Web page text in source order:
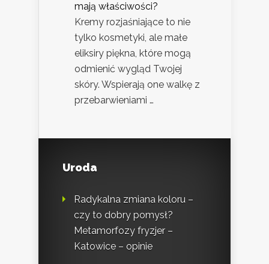
mają właściwości?
Kremy rozjaśniające to nie
tylko kosmetyki, ale małe
eliksiry piękna, które mogą
odmienić wygląd Twojej
skóry. Wspierają one walkę z
przebarwieniami …
Uroda
Radykalna zmiana koloru –
czy to dobry pomysł?
Metamorfozy fryzjer –
Katowice – opinie